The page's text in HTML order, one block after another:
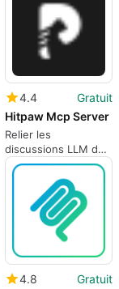
travail de chat MCP
4.4
Gratuit
Hitpaw Mcp Server
Relier les
discussions LLM de
Bridge et les outils
d'image HitPaw avec
le serveur MCP
4.8
Gratuit